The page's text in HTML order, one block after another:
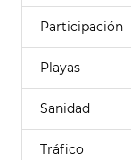
Participación
Playas
Sanidad
Tráfico